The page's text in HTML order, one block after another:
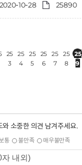
2020-10-28 25890
25
3
25
4
25
5
25
6
25
7
25
8
25
9
소중한 의견 남겨주세요.
보통 불만족 매우불만족